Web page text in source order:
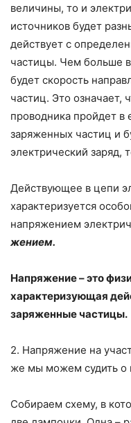
величины, то и
источников будет
действует с
частицы. Чем больше
будет скорость
частиц. Это означает,
проводника пройдет
заряженных частиц и
электрический заряд,
Действующее в цепи
характеризуется
напряжением
жением.
Напряжение – это
характеризующая
заряженные частицы.
2. Напряжение на
же мы можем судить о
Собираем схему, в